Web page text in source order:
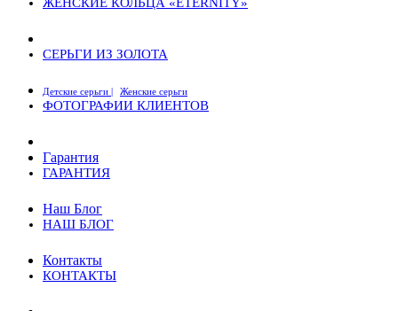
СЕРЬГИ ИЗ ЗОЛОТА
Детские серьги | Женские серьги
ФОТОГРАФИИ КЛИЕНТОВ
Гарантия
ГАРАНТИЯ
Наш Блог
НАШ БЛОГ
Контакты
КОНТАКТЫ